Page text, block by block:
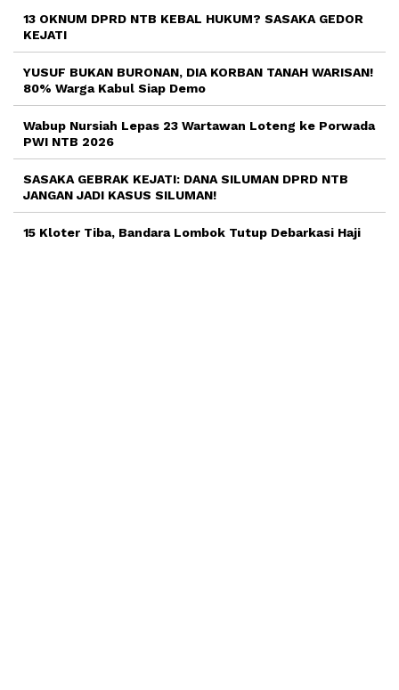
13 OKNUM DPRD NTB KEBAL HUKUM? SASAKA GEDOR
KEJATI
YUSUF BUKAN BURONAN, DIA KORBAN TANAH WARISAN!
80% Warga Kabul Siap Demo
Wabup Nursiah Lepas 23 Wartawan Loteng ke Porwada
PWI NTB 2026
SASAKA GEBRAK KEJATI: DANA SILUMAN DPRD NTB
JANGAN JADI KASUS SILUMAN!
15 Kloter Tiba, Bandara Lombok Tutup Debarkasi Haji